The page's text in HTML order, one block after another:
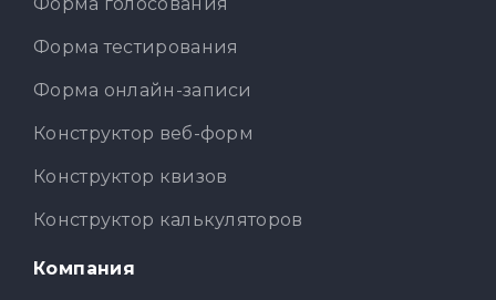
Форма тестирования
Форма онлайн-записи
Конструктор веб-форм
Конструктор квизов
Конструктор калькуляторов
Компания